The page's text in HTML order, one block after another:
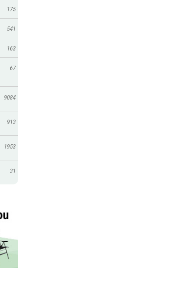
175
541
163
67
9084
913
1953
31